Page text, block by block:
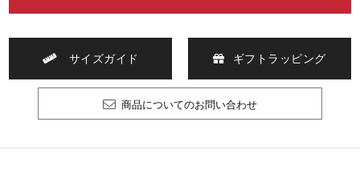
サイズガイド ギフトラッピング
商品についてのお問い合わせ